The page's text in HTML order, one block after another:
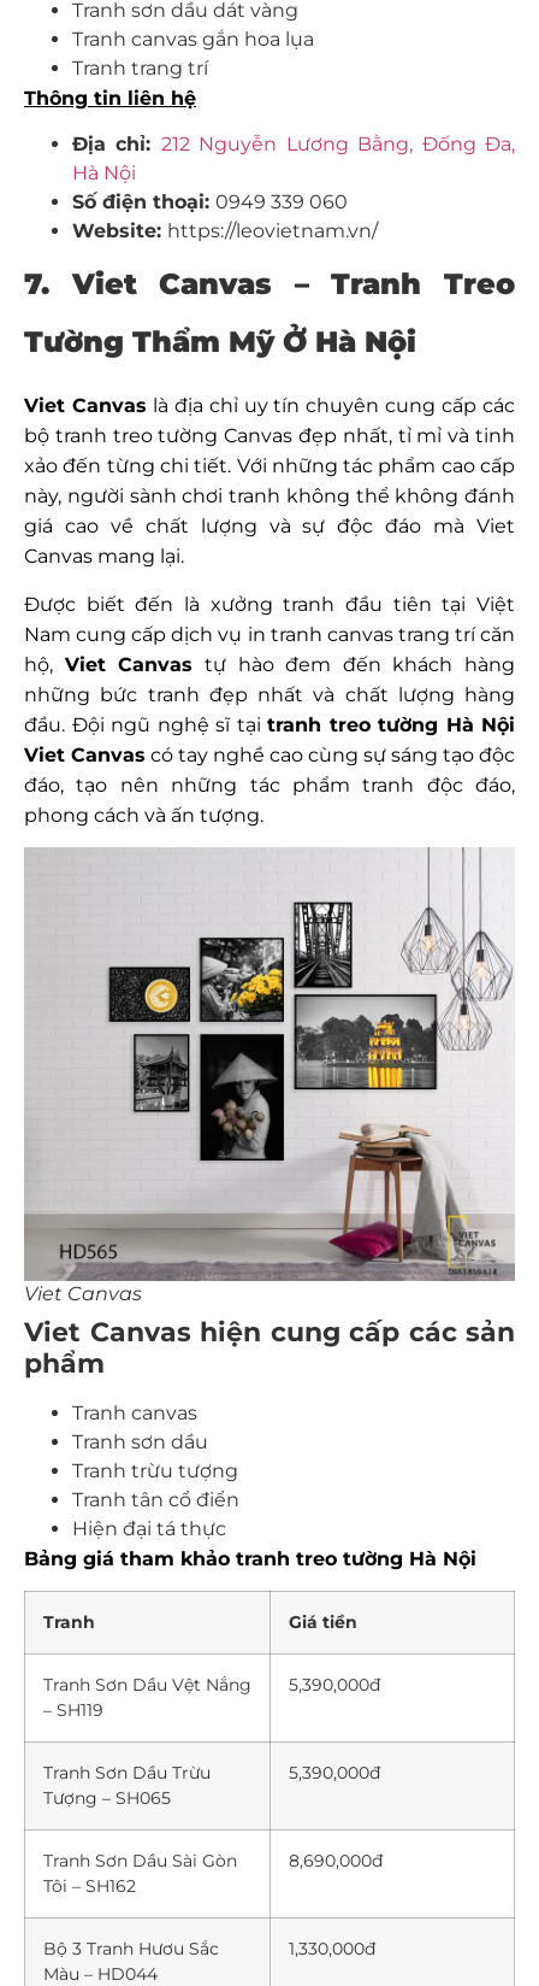
Tranh sơn dầu dát vàng
Tranh canvas gắn hoa lụa
Tranh trang trí
Thông tin liên hệ
Địa chỉ: 212 Nguyễn Lương Bằng, Đống Đa,
Hà Nội
Số điện thoại: 0949 339 060
Website: https://leovietnam.vn/
7. Viet Canvas – Tranh Treo
Tường Thẩm Mỹ Ở Hà Nội
Viet Canvas là địa chỉ uy tín chuyên cung cấp các
bộ tranh treo tường Canvas đẹp nhất, tỉ mỉ và tinh
xảo đến từng chi tiết. Với những tác phẩm cao cấp
này, người sành chơi tranh không thể không đánh
giá cao về chất lượng và sự độc đáo mà Viet
Canvas mang lại.
Được biết đến là xưởng tranh đầu tiên tại Việt
Nam cung cấp dịch vụ in tranh canvas trang trí căn
hộ, Viet Canvas tự hào đem đến khách hàng
những bức tranh đẹp nhất và chất lượng hàng
đầu. Đội ngũ nghệ sĩ tại tranh treo tường Hà Nội
Viet Canvas có tay nghề cao cùng sự sáng tạo độc
đáo, tạo nên những tác phẩm tranh độc đáo,
phong cách và ấn tượng.
Viet Canvas
Viet Canvas hiện cung cấp các sản
phẩm
Tranh canvas
Tranh sơn dầu
Tranh trừu tượng
Tranh tân cổ điển
Hiện đại tá thực
Bảng giá tham khảo tranh treo tường Hà Nội
Tranh Giá tiền
Tranh Sơn Dầu Vệt Nắng
– SH119
5,390,000đ
Tranh Sơn Dầu Trừu
Tượng – SH065
5,390,000đ
Tranh Sơn Dầu Sài Gòn
Tôi – SH162
8,690,000đ
Bộ 3 Tranh Hươu Sắc
Màu – HD044
1,330,000đ